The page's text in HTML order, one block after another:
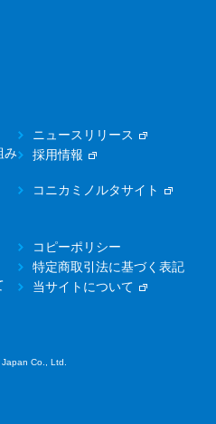
ニュースリリース
み
採用情報
コニカミノルタサイト
コピーポリシー
特定商取引法に基づく表記
当サイトについて
Co., Ltd.